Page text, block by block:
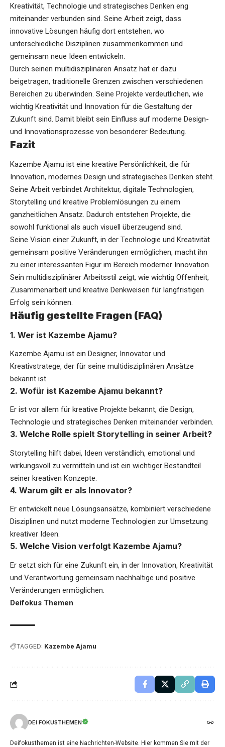
Kreativität, Technologie und strategisches Denken eng
miteinander verbunden sind. Seine Arbeit zeigt, dass
innovative Lösungen häufig dort entstehen, wo
unterschiedliche Disziplinen zusammenkommen und
gemeinsam neue Ideen entwickeln.
Durch seinen multidisziplinären Ansatz hat er dazu
beigetragen, traditionelle Grenzen zwischen verschiedenen
Bereichen zu überwinden. Seine Projekte verdeutlichen, wie
wichtig Kreativität und Innovation für die Gestaltung der
Zukunft sind. Damit bleibt sein Einfluss auf moderne Design-
und Innovationsprozesse von besonderer Bedeutung.
Fazit
Kazembe Ajamu ist eine kreative Persönlichkeit, die für
Innovation, modernes Design und strategisches Denken steht.
Seine Arbeit verbindet Architektur, digitale Technologien,
Storytelling und kreative Problemlösungen zu einem
ganzheitlichen Ansatz. Dadurch entstehen Projekte, die
sowohl funktional als auch visuell überzeugend sind.
Seine Vision einer Zukunft, in der Technologie und Kreativität
gemeinsam positive Veränderungen ermöglichen, macht ihn
zu einer interessanten Figur im Bereich moderner Innovation.
Sein multidisziplinärer Arbeitsstil zeigt, wie wichtig Offenheit,
Zusammenarbeit und kreative Denkweisen für langfristigen
Erfolg sein können.
Häufig gestellte Fragen (FAQ)
1. Wer ist Kazembe Ajamu?
Kazembe Ajamu ist ein Designer, Innovator und
Kreativstratege, der für seine multidisziplinären Ansätze
bekannt ist.
2. Wofür ist Kazembe Ajamu bekannt?
Er ist vor allem für kreative Projekte bekannt, die Design,
Technologie und strategisches Denken miteinander verbinden.
3. Welche Rolle spielt Storytelling in seiner Arbeit?
Storytelling hilft dabei, Ideen verständlich, emotional und
wirkungsvoll zu vermitteln und ist ein wichtiger Bestandteil
seiner kreativen Konzepte.
4. Warum gilt er als Innovator?
Er entwickelt neue Lösungsansätze, kombiniert verschiedene
Disziplinen und nutzt moderne Technologien zur Umsetzung
kreativer Ideen.
5. Welche Vision verfolgt Kazembe Ajamu?
Er setzt sich für eine Zukunft ein, in der Innovation, Kreativität
und Verantwortung gemeinsam nachhaltige und positive
Veränderungen ermöglichen.
Deifokus Themen
TAGGED: Kazembe Ajamu
DEI FOKUSTHEMEN
Deifokusthemen ist eine Nachrichten-Website. Hier kommen Sie mit der